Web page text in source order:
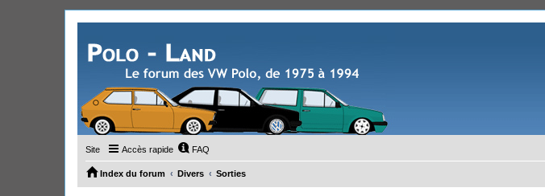
Site Accès rapide FAQ
Index du forum Divers Sorties